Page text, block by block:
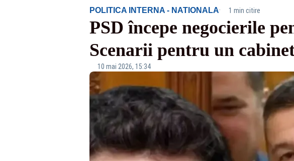
POLITICA INTERNA - NATIONALA· 1 min citire
PSD începe negocierile
Scenarii pentru un
10 mai 2026, 15:34